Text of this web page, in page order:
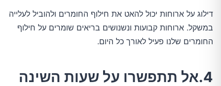
דילוג על ארוחות יכול להאט את חילוף החומרים ולהוביל לעלייה
במשקל. ארוחות קבועות ונשנושים בריאים שומרים על חילוף
החומרים שלנו פעיל לאורך כל היום.
4.אל תתפשרו על שעות השינה